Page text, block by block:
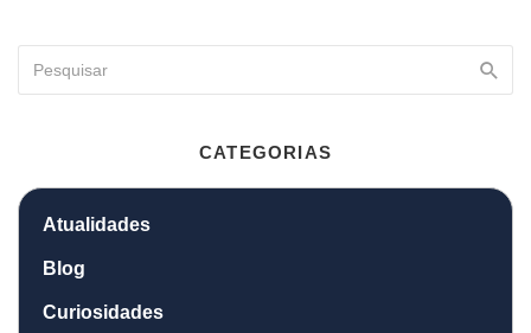
CATEGORIAS
Atualidades
Blog
Curiosidades